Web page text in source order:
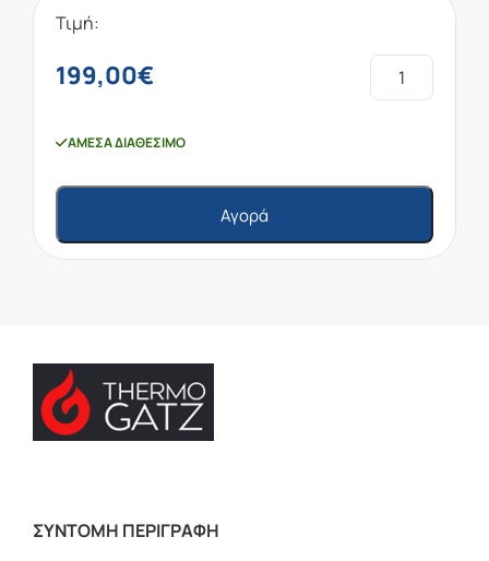
Τιμή:
199,00€
ΆΜΕΣΑ ΔΙΑΘΈΣΙΜΟ
Αγορά
ΣΥΝΤΟΜΗ ΠΕΡΙΓΡΑΦΗ